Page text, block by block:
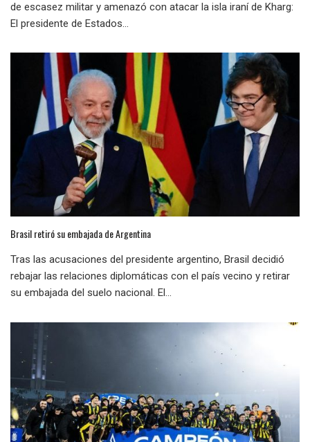
de escasez militar y amenazó con atacar la isla iraní de Kharg:
El presidente de Estados...
Brasil retiró su embajada de Argentina
Tras las acusaciones del presidente argentino, Brasil decidió
rebajar las relaciones diplomáticas con el país vecino y retirar
su embajada del suelo nacional. El...